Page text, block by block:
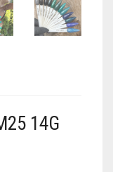
14G